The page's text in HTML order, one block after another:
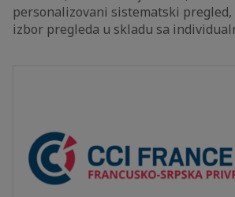
personalizovani sistematski pregled,
izbor pregleda u skladu sa